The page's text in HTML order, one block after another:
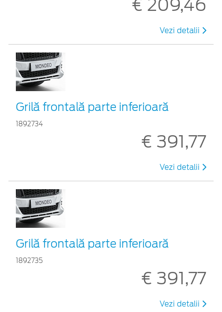
€ 209,46
Vezi detalii
Grilă frontală parte inferioară
1892734
€ 391,77
Vezi detalii
Grilă frontală parte inferioară
1892735
€ 391,77
Vezi detalii